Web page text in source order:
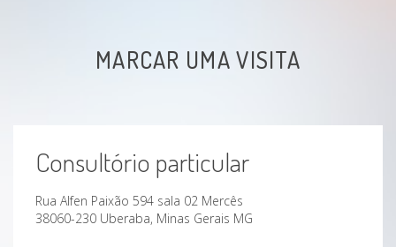
MARCAR UMA VISITA
Consultório particular
Rua Alfen Paixão 594 sala 02 Mercês
38060-230 Uberaba, Minas Gerais MG